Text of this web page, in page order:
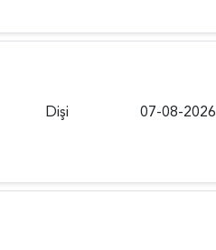
Dişi 07-08-2026